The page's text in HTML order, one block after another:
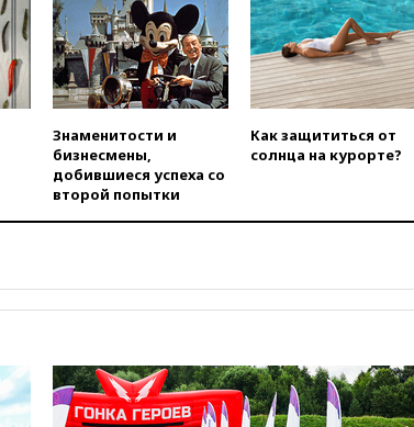
09:32
В Тверской области
обломки дрона повредили
фасад логокомплекса
Wildberries
09:18
В Ярославской области
массированная атака БПЛА
09:16
в США
россиянами, жестоко убитыми
в Паттайе
самолета в Приангарье
отделались ссадинами и
ушибами
Знаменитости и
бизнесмены,
добившиеся успеха со
второй попытки
Как защититься от
солнца на курорте?